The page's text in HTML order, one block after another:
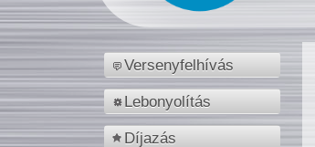
Versenyfelhívás
Lebonyolítás
Díjazás